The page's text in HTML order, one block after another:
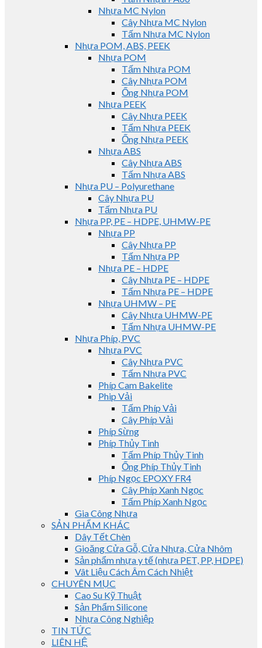
Nhựa MC Nylon
Cây Nhựa MC Nylon
Tấm Nhựa MC Nylon
Nhựa POM, ABS, PEEK
Nhựa POM
Tấm Nhựa POM
Cây Nhựa POM
Ống Nhựa POM
Nhựa PEEK
Cây Nhựa PEEK
Tấm Nhựa PEEK
Ống Nhựa PEEK
Nhựa ABS
Cây Nhựa ABS
Tấm Nhựa ABS
Nhựa PU – Polyurethane
Cây Nhựa PU
Tấm Nhựa PU
Nhựa PP, PE – HDPE, UHMW-PE
Nhựa PP
Cây Nhựa PP
Tấm Nhựa PP
Nhựa PE – HDPE
Cây Nhựa PE – HDPE
Tấm Nhựa PE – HDPE
Nhựa UHMW – PE
Cây Nhựa UHMW-PE
Tấm Nhựa UHMW-PE
Nhựa Phíp, PVC
Nhựa PVC
Cây Nhựa PVC
Tấm Nhựa PVC
Phíp Cam Bakelite
Phip Vải
Tấm Phíp Vải
Cây Phíp Vải
Phíp Sừng
Phíp Thủy Tinh
Tấm Phíp Thủy Tinh
Ống Phíp Thủy Tinh
Phíp Ngọc EPOXY FR4
Cây Phíp Xanh Ngọc
Tấm Phíp Xanh Ngọc
Gia Công Nhựa
SẢN PHẨM KHÁC
Dây Tết Chèn
Gioăng Cửa Gỗ, Cửa Nhựa, Cửa Nhôm
Sản phẩm nhựa y tế (nhựa PET, PP, HDPE)
Vât Liệu Cách Âm Cách Nhiệt
CHUYÊN MỤC
Cao Su Kỹ Thuật
Sản Phẩm Silicone
Nhựa Công Nghiệp
TIN TỨC
LIÊN HỆ